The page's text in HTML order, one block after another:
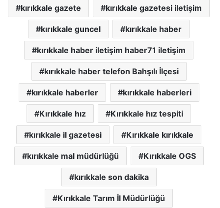
kırıkkale gazete kırıkkale gazetesi iletişim
kırıkkale guncel kırıkkale haber
kırıkkale haber iletişim haber71 iletişim
kırıkkale haber telefon Bahşılı İlçesi
kırıkkale haberler kırıkkale haberleri
Kırıkkale hız Kırıkkale hız tespiti
kırıkkale il gazetesi Kırıkkale kırıkkale
kırıkkale mal müdürlüğü Kırıkkale OGS
kırıkkale son dakika
Kırıkkale Tarım İl Müdürlüğü